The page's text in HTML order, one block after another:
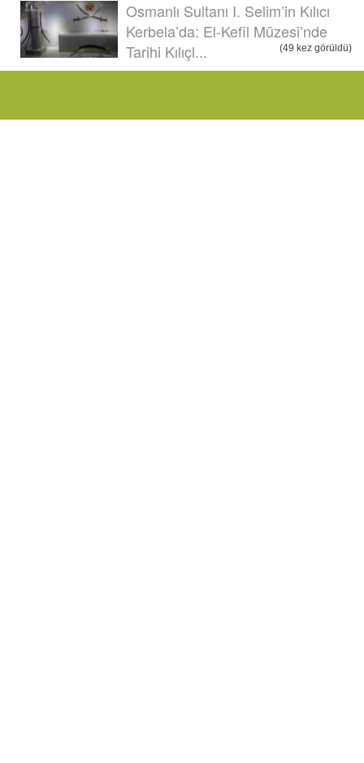
Osmanlı Sultanı I. Selim’in Kılıcı
Kerbela’da: El-Kefîl Müzesi’nde
Tarihi Kılıçl...
(49 kez görüldü)